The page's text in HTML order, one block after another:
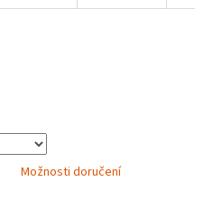
Možnosti doručení